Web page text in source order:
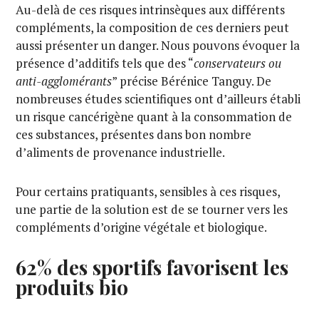
Au-delà de ces risques intrinsèques aux différents
compléments, la composition de ces derniers peut
aussi présenter un danger. Nous pouvons évoquer la
présence d’additifs tels que des “conservateurs ou
anti-agglomérants” précise Bérénice Tanguy. De
nombreuses études scientifiques ont d’ailleurs établi
un risque cancérigène quant à la consommation de
ces substances, présentes dans bon nombre
d’aliments de provenance industrielle.
Pour certains pratiquants, sensibles à ces risques,
une partie de la solution est de se tourner vers les
compléments d’origine végétale et biologique.
62% des sportifs favorisent les
produits bio